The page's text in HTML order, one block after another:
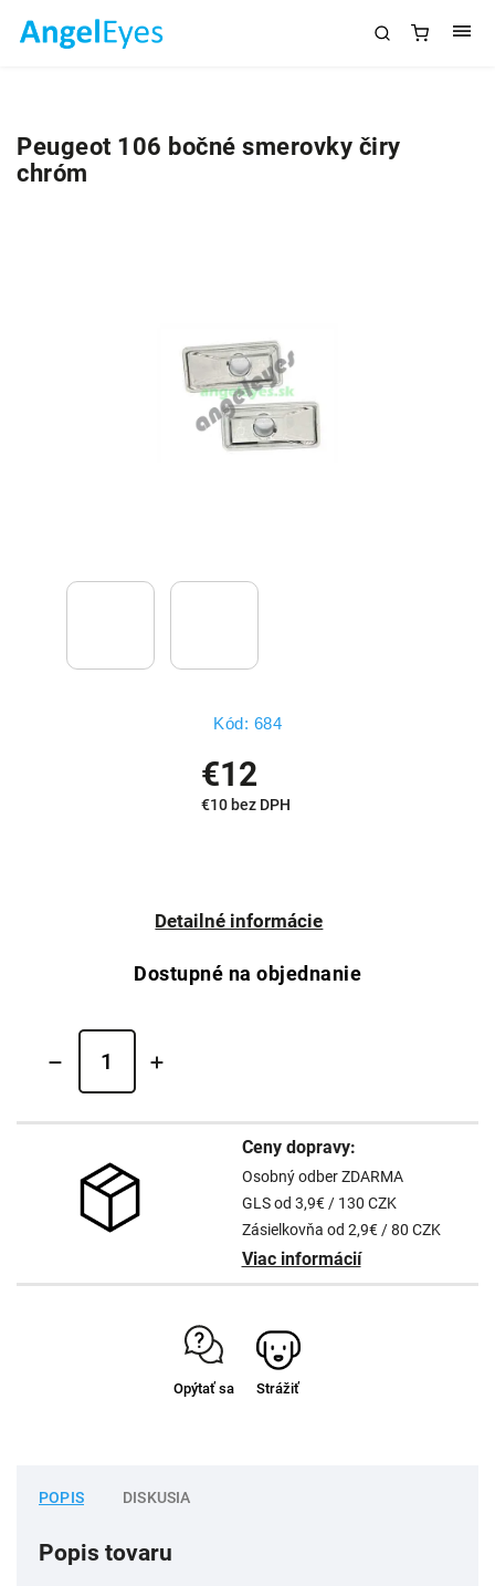
Peugeot 106 bočné smerovky čiry
chróm
Kód: 684
€12
€10 bez DPH
Detailné informácie
Dostupné na objednanie
Ceny dopravy:
Osobný odber ZDARMA
GLS od 3,9€ / 130 CZK
Zásielkovňa od 2,9€ / 80 CZK
Viac informácií
Opýtať sa Strážiť
POPIS DISKUSIA
Popis tovaru